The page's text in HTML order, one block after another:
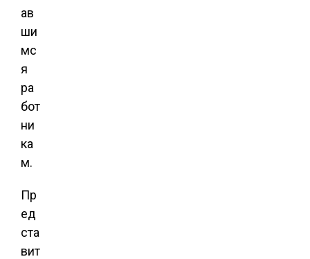
ав
ши
мс
я
ра
бот
ни
ка
м.
Пр
ед
ста
вит